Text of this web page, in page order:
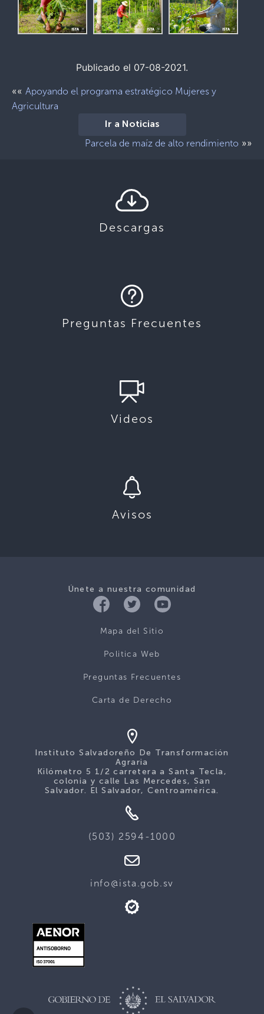
Publicado el 07-08-2021.
«« Apoyando el programa estratégico Mujeres y
Agricultura
Ir a Noticias
Parcela de maíz de alto rendimiento »»
Descargas
Preguntas Frecuentes
Videos
Avisos
Únete a nuestra comunidad
Mapa del Sitio
Politica Web
Preguntas Frecuentes
Carta de Derecho
Instituto Salvadoreño De Transformación
Agraria
Kilómetro 5 1/2 carretera a Santa Tecla,
colonia y calle Las Mercedes, San
Salvador. El Salvador, Centroamérica.
(503) 2594-1000
info@ista.gob.sv